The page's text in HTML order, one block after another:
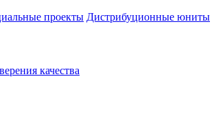
проекты Дистрибуционные юниты
качества